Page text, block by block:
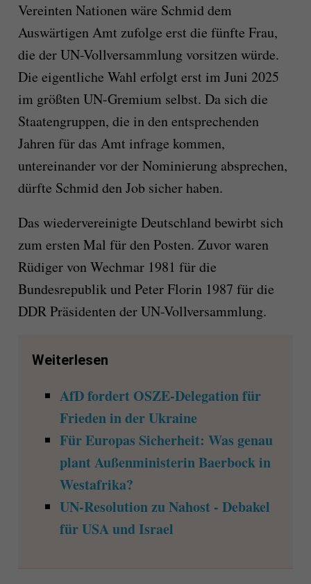
Vereinten Nationen wäre Schmid dem
Auswärtigen Amt zufolge erst die fünfte Frau,
die der UN-Vollversammlung vorsitzen würde.
Die eigentliche Wahl erfolgt erst im Juni 2025
im größten UN-Gremium selbst. Da sich die
Staatengruppen, die in den entsprechenden
Jahren für das Amt infrage kommen,
untereinander vor der Nominierung absprechen,
dürfte Schmid den Job sicher haben.
Das wiedervereinigte Deutschland bewirbt sich
zum ersten Mal für den Posten. Zuvor waren
Rüdiger von Wechmar 1981 für die
Bundesrepublik und Peter Florin 1987 für die
DDR Präsidenten der UN-Vollversammlung.
Weiterlesen
AfD fordert OSZE-Delegation für
Frieden in der Ukraine
Für Europas Sicherheit: Was genau
plant Außenministerin Baerbock in
Westafrika?
UN-Resolution zu Nahost - Debakel
für USA und Israel